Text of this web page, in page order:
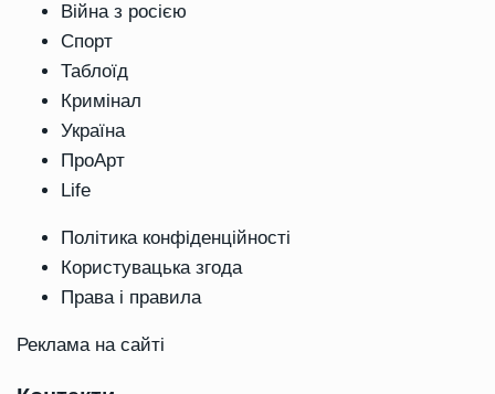
Війна з росією
Спорт
Таблоїд
Кримінал
Україна
ПроАрт
Life
Політика конфіденційності
Користувацька згода
Права і правила
Реклама на сайті